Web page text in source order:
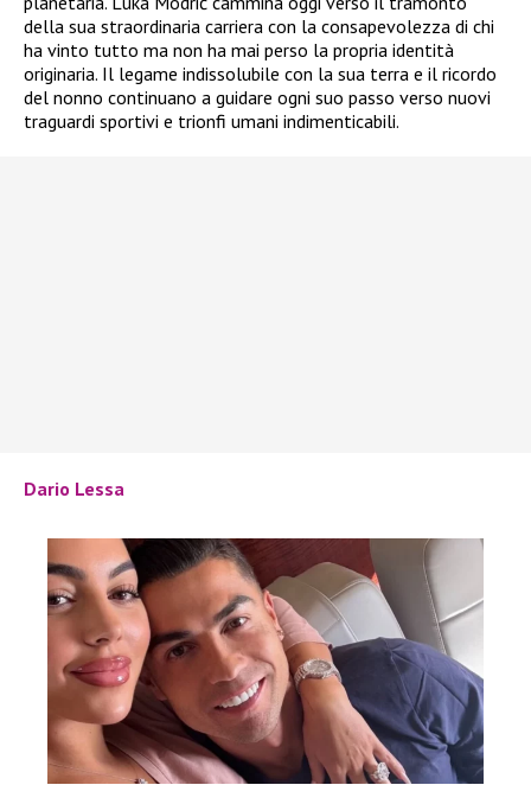
della sua straordinaria carriera con la consapevolezza di chi
ha vinto tutto ma non ha mai perso la propria identità
originaria. Il legame indissolubile con la sua terra e il ricordo
del nonno continuano a guidare ogni suo passo verso nuovi
traguardi sportivi e trionfi umani indimenticabili.
Dario Lessa